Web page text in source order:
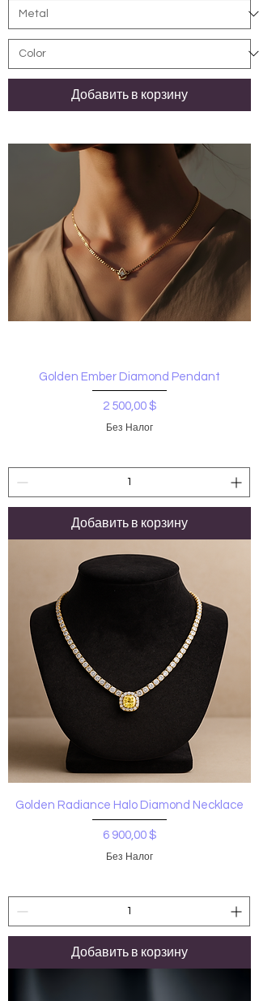
Добавить в корзину
Golden Ember Diamond Pendant
Цена
2 500,00 $
Без Налог
Добавить в корзину
Golden Radiance Halo Diamond Necklace
Цена
6 900,00 $
Без Налог
Добавить в корзину